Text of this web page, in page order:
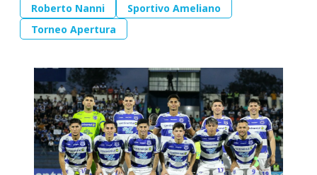
Roberto Nanni
Sportivo Ameliano
Torneo Apertura